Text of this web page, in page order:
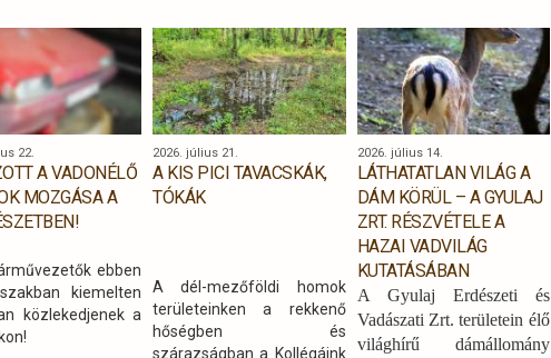
Zrt.
büszkeségeit
is. A
ízelítőt kaptak a
kulturális
remekeiből
az
környezet
azonosítása vagy pontos
ipari fa kihozatal is
becsülhető. A felmérést dr.
Czimber Kornél a Soproni
Egyetem egyetemi
docense és Csondor Luca a
SOE Erdőmérnöki Kar
hallgatója végezte egy kézi
22.
A VADONÉLŐ
MOZGÁSA A
ebben
kiemelten
közlekedjenek a
2026. július 21.
A KIS PICI TAVACSKÁK,
TÓKÁK
A dél-mezőföldi homok
területeinken a rekkenő
hőségben és
szárazságban a Kollégáink
2026. július 14.
LÁTHATATLAN VILÁG A
DÁM KÖRÜL – A GYULAJ
ZRT. RÉSZVÉTELE A
HAZAI VADVILÁG
KUTATÁSÁBAN
A Gyulaj Erdészeti és
Vadászati Zrt. területein élő
világhírű dámállomány